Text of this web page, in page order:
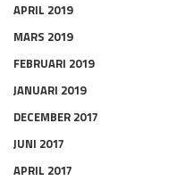
APRIL 2019
MARS 2019
FEBRUARI 2019
JANUARI 2019
DECEMBER 2017
JUNI 2017
APRIL 2017